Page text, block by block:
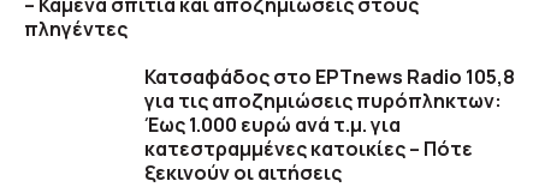
πληγέντες
Κατσαφάδος στο ΕΡΤnews Radio 105,8
για τις αποζημιώσεις πυρόπληκτων:
Έως 1.000 ευρώ ανά τ.μ. για
κατεστραμμένες κατοικίες – Πότε
ξεκινούν οι αιτήσεις